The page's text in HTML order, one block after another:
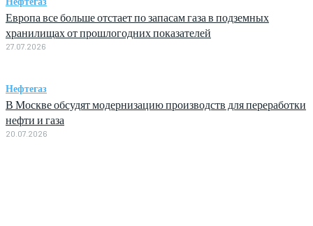
Европа все больше отстает по запасам газа в подземных
хранилищах от прошлогодних показателей
27.07.2026
Нефтегаз
В Москве обсудят модернизацию производств для переработки
нефти и газа
20.07.2026